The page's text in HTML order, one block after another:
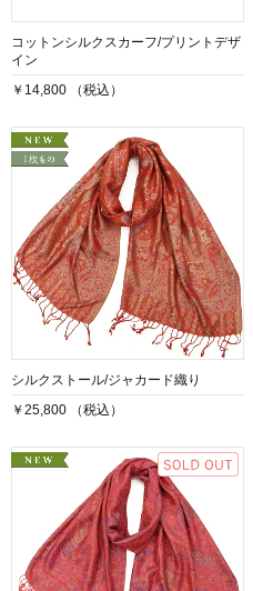
コットンシルクスカーフ/プリントデザ
イン
￥14,800 （税込）
シルクストール/ジャカード織り
￥25,800 （税込）